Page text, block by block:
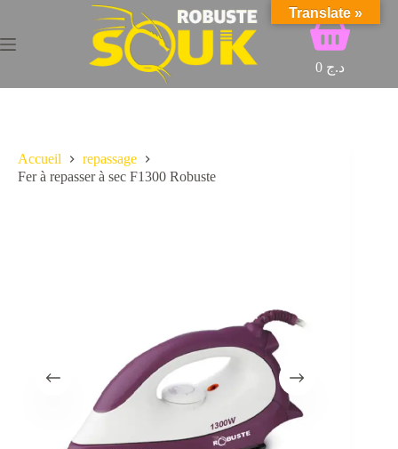
contenu
Panier
d’achat
د.ج
Accueil
repassage
Fer à repasser à sec F1300 Robuste
Translate »